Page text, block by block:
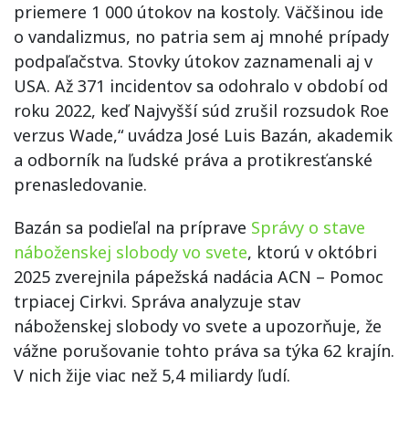
priemere 1 000 útokov na kostoly. Väčšinou ide
o vandalizmus, no patria sem aj mnohé prípady
podpaľačstva. Stovky útokov zaznamenali aj v
USA. Až 371 incidentov sa odohralo v období od
roku 2022, keď Najvyšší súd zrušil rozsudok Roe
verzus Wade,“ uvádza José Luis Bazán, akademik
a odborník na ľudské práva a protikresťanské
prenasledovanie.
Bazán sa podieľal na príprave Správy o stave
náboženskej slobody vo svete, ktorú v októbri
2025 zverejnila pápežská nadácia ACN – Pomoc
trpiacej Cirkvi. Správa analyzuje stav
náboženskej slobody vo svete a upozorňuje, že
vážne porušovanie tohto práva sa týka 62 krajín.
V nich žije viac než 5,4 miliardy ľudí.